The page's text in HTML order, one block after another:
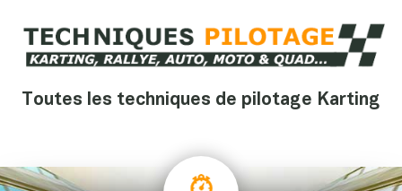
Toutes les techniques de pilotage Karting